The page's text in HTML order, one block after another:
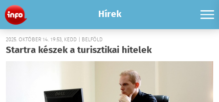
Hírek
2025. OKTÓBER 14. 19:53, KEDD | BELFÖLD
Startra készek a turisztikai hitelek